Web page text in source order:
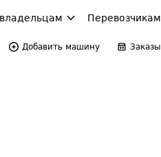
Перевозчикам
Добавить машину Заказы